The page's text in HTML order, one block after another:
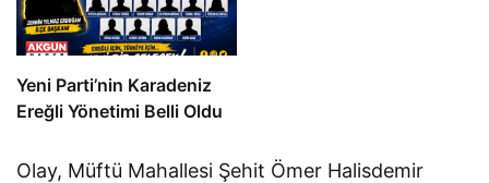
Yeni Parti’nin Karadeniz
Ereğli Yönetimi Belli Oldu
Olay, Müftü Mahallesi Şehit Ömer Halisdemir